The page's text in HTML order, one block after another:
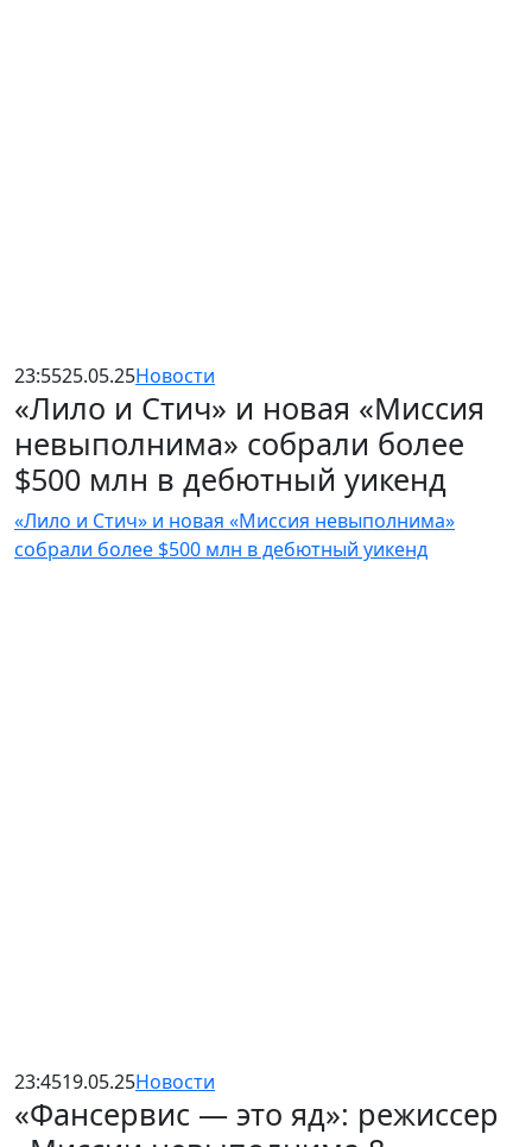
23:5525.05.25Новости
«Лило и Стич» и новая «Миссия
невыполнима» собрали более
$500 млн в дебютный уикенд
«Лило и Стич» и новая «Миссия невыполнима»
собрали более $500 млн в дебютный уикенд
23:4519.05.25Новости
«Фансервис — это яд»: режиссер